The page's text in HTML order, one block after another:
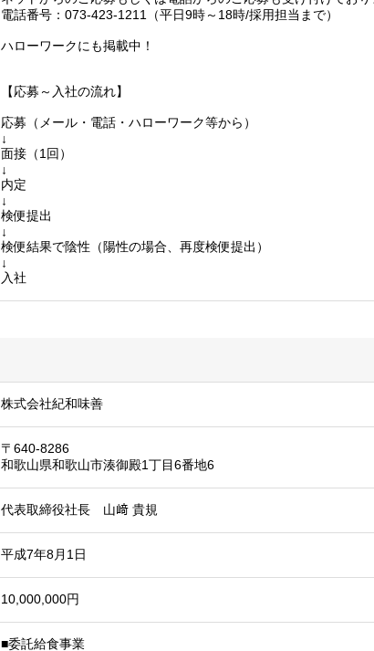
電話番号：073-423-1211（平日9時～18時/採用担当まで）
ハローワークにも掲載中！
【応募～入社の流れ】
応募（メール・電話・ハローワーク等から）
↓
面接（1回）
↓
内定
↓
検便提出
↓
検便結果で陰性（陽性の場合、再度検便提出）
↓
入社
株式会社紀和味善
〒640-8286
和歌山県和歌山市湊御殿1丁目6番地6
代表取締役社長 山﨑 貴規
平成7年8月1日
10,000,000円
■委託給食事業